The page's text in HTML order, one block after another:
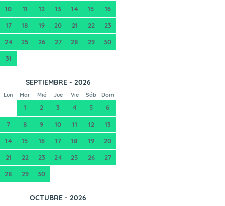
10 11 12 13 14 15 16
17 18 19 20 21 22 23
24 25 26 27 28 29 30
31
SEPTIEMBRE - 2026
Lun Mar Mié Jue Vie Sáb Dom
1 2 3 4 5 6
7 8 9 10 11 12 13
14 15 16 17 18 19 20
21 22 23 24 25 26 27
28 29 30
OCTUBRE - 2026